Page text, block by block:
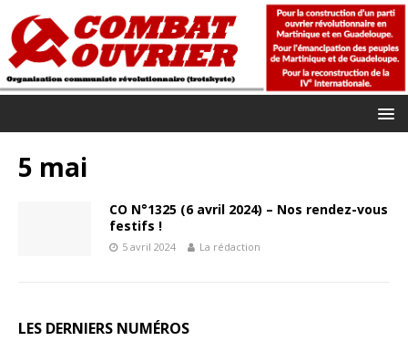
5 mai
CO N°1325 (6 avril 2024) – Nos rendez-vous
festifs !
5 avril 2024 La rédaction
LES DERNIERS NUMÉROS